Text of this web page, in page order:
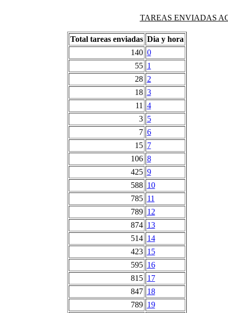
TAREAS ENVIADAS
Total tareas enviadas Dia y hora
140 0
55 1
28 2
18 3
11
4
3 5
7 6
15 7
106 8
425 9
588 10
785 11
789 12
874 13
514 14
423 15
595 16
815 17
847 18
789 19